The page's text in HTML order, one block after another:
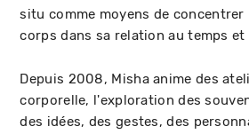
situ comme moyens de
corps dans sa relation au temps et
Depuis 2008, Misha anime des
corporelle, l'exploration des
des idées, des gestes, des